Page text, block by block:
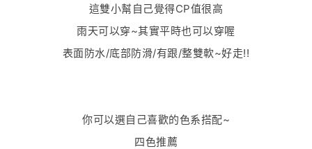
這雙小幫自己覺得CP值很高
雨天可以穿~其實平時也可以穿喔
表面防水/底部防滑/有跟/整雙軟~好走!!
你可以選自己喜歡的色系搭配~
四色推薦